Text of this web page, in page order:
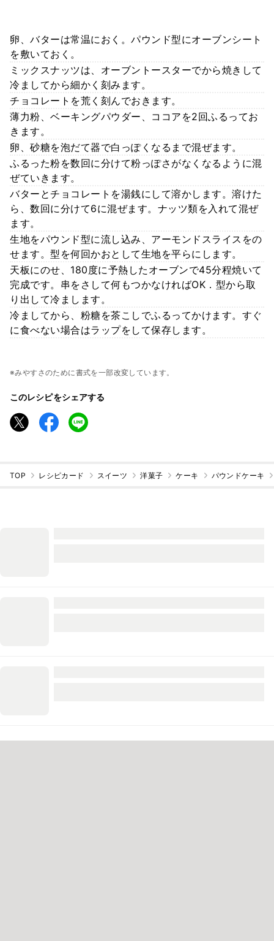
卵、バターは常温におく。パウンド型にオーブンシート
を敷いておく。
ミックスナッツは、オーブントースターでから焼きして
冷ましてから細かく刻みます。
チョコレートを荒く刻んでおきます。
薄力粉、ベーキングパウダー、ココアを2回ふるってお
きます。
卵、砂糖を泡だて器で白っぽくなるまで混ぜます。
ふるった粉を数回に分けて粉っぽさがなくなるように混
ぜていきます。
バターとチョコレートを湯銭にして溶かします。溶けた
ら、数回に分けて6に混ぜます。ナッツ類を入れて混ぜ
ます。
生地をパウンド型に流し込み、アーモンドスライスをの
せます。型を何回かおとして生地を平らにします。
天板にのせ、180度に予熱したオーブンで45分程焼いて
完成です。串をさして何もつかなければOK．型から取
り出して冷まします。
冷ましてから、粉糖を茶こしでふるってかけます。すぐ
に食べない場合はラップをして保存します。
※みやすさのために書式を一部改変しています。
このレシピをシェアする
TOP レシピカード スイーツ 洋菓子 ケーキ パウンドケーキ